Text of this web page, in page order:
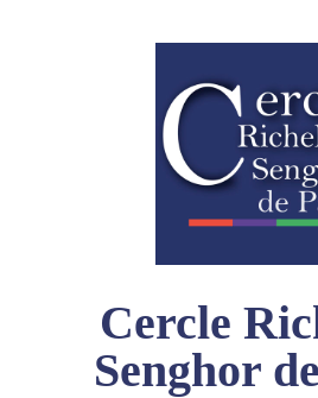
Cercle
Senghor